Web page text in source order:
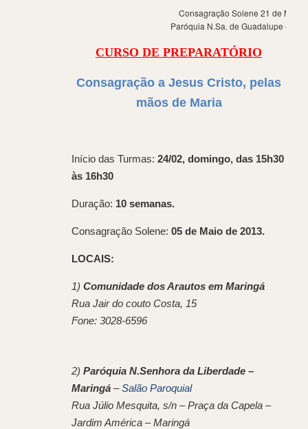
Consagração Solene 21 de Maio
Paróquia N.Sa. de Guadalupe –
CURSO DE PREPARATÓRIO
Consagração a Jesus Cristo, pelas
mãos de Maria
Início das Turmas: 24/02, domingo, das 15h30
às 16h30
Duração: 10 semanas.
Consagração Solene: 05 de Maio de 2013.
LOCAIS:
1) Comunidade dos Arautos em Maringá
Rua Jair do couto Costa, 15
Fone: 3028-6596
2) Paróquia N.Senhora da Liberdade –
Maringá –Salão Paroquial
Rua Júlio Mesquita, s/n – Praça da Capela –
Jardim América – Maringá